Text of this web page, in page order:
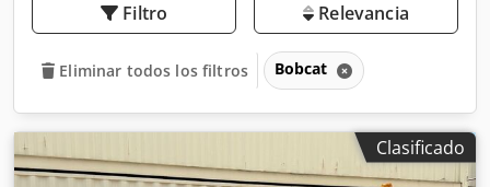
Filtro Relevancia
Eliminar todos los filtros Bobcat
Clasificado